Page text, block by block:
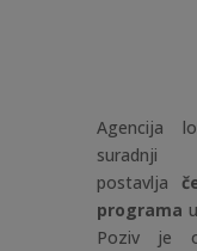
Agencija
postavlja
programa
Poziv je